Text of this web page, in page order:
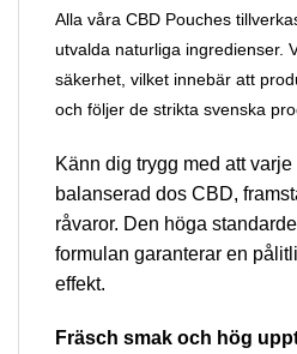
Alla våra CBD Pouches
utvalda naturliga ingredienser.
säkerhet, vilket innebär att
och följer de strikta svenska
Känn dig trygg med att
balanserad dos CBD,
råvaror. Den höga
formulan garanterar en
effekt.
Fräsch smak och hög